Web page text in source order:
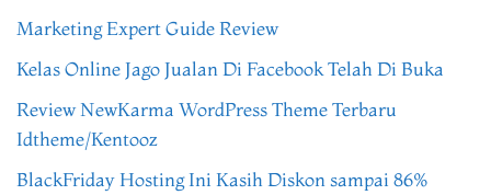
Marketing Expert Guide Review
Kelas Online Jago Jualan Di Facebook Telah Di Buka
Review NewKarma WordPress Theme Terbaru
Idtheme/Kentooz
BlackFriday Hosting Ini Kasih Diskon sampai 86%